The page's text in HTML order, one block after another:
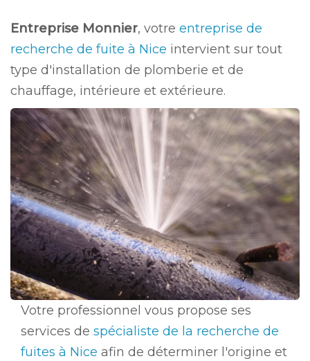
Entreprise Monnier, votre entreprise de
recherche de fuite à Nice intervient sur tout
type d'installation de plomberie et de
chauffage, intérieure et extérieure.
Votre professionnel vous propose ses
services de spécialiste de la recherche de
fuites à Nice afin de déterminer l'origine et